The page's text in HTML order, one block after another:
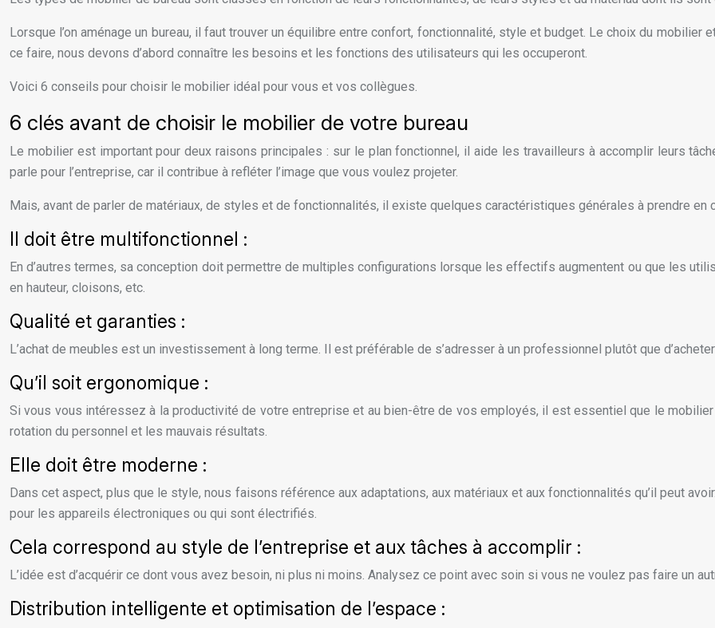
Lorsque l’on aménage un bureau, il faut trouver un équilibre entre confort, fonctionnalité, style et budget. Le choix du
ce faire, nous devons d’abord connaître les besoins et les fonctions des utilisateurs qui les occuperont.
Voici 6 conseils pour choisir le mobilier idéal pour vous et vos collègues.
6 clés avant de choisir le mobilier de votre bureau
Le mobilier est important pour deux raisons principales : sur le plan fonctionnel, il aide les travailleurs à accomplir leurs
parle pour l’entreprise, car il contribue à refléter l’image que vous voulez projeter.
Mais, avant de parler de matériaux, de styles et de fonctionnalités, il existe quelques caractéristiques générales à prendre
Il doit être multifonctionnel :
En d’autres termes, sa conception doit permettre de multiples configurations lorsque les effectifs augmentent ou que les
en hauteur, cloisons, etc.
Qualité et garanties :
L’achat de meubles est un investissement à long terme. Il est préférable de s’adresser à un professionnel plutôt que
Qu’il soit ergonomique :
Si vous vous intéressez à la productivité de votre entreprise et au bien-être de vos employés, il est essentiel que le
rotation du personnel et les mauvais résultats.
Elle doit être moderne :
Dans cet aspect, plus que le style, nous faisons référence aux adaptations, aux matériaux et aux fonctionnalités qu’il peut
pour les appareils électroniques ou qui sont électrifiés.
Cela correspond au style de l’entreprise et aux tâches à accomplir :
L’idée est d’acquérir ce dont vous avez besoin, ni plus ni moins. Analysez ce point avec soin si vous ne voulez pas faire un
Distribution intelligente et optimisation de l’espace :